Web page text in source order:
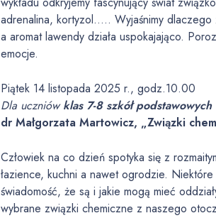
adrenalina, kortyzol….. Wyjaśnimy
a aromat lawendy działa uspokajająco.
emocje.
Piątek 14 listopada 2025 r., godz.10.00
Dla uczniówklas 7-8 szkół podstawowych
dr Małgorzata Martowicz, „Związki
Człowiek na co dzień spotyka się z
łazience, kuchni a nawet ogrodzie.
świadomość, że są i jakie mogą mieć
wybrane związki chemiczne z naszego